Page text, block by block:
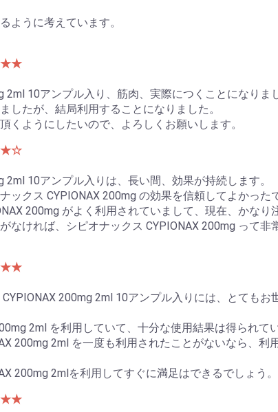
ように考えています。
2ml 10アンプル入り、筋肉、実際につくことになりま
したが、結局利用することになりました。
くようにしたいので、よろしくお願いします。
2ml 10アンプル入りは、長い間、効果が持続します。
ックス CYPIONAX 200mg の効果を信頼してよかった
200mg がよく利用されていまして、現在、かなり
なければ、シピオナックス CYPIONAX 200mg って非
200mg 2ml 10アンプル入りには、とてもお
2ml を利用していて、十分な使用結果は得られてい
200mg 2ml を一度も利用されたことがないなら、利
200mg 2mlを利用してすぐに満足はできるでしょう。